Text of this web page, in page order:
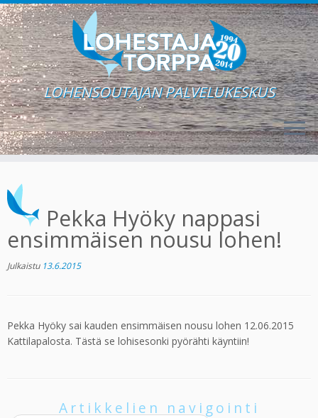
content
LOHENSOUTAJAN PALVELUKESKUS
Pekka Hyöky nappasi
ensimmäisen nousu lohen!
Julkaistu 13.6.2015
Pekka Hyöky sai kauden ensimmäisen nousu lohen 12.06.2015
Kattilapalosta. Tästä se lohisesonki pyörähti käyntiin!
Artikkelien navigointi